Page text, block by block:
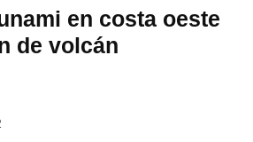
en costa oeste
de volcán